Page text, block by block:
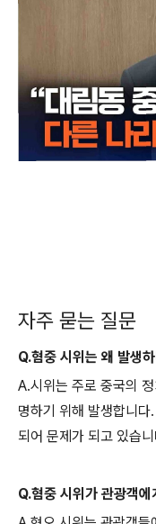
자주 묻는 질문
Q.혐중 시위는 왜 발생
A.시위는 주로 중국의
명하기 위해 발생합니
되어 문제가 되고 있습
Q.혐중 시위가 관광객